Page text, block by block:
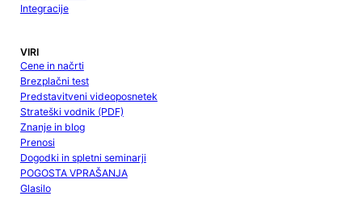
Integracije
VIRI
Cene in načrti
Brezplačni test
Predstavitveni videoposnetek
Strateški vodnik (PDF)
Znanje in blog
Prenosi
Dogodki in spletni seminarji
POGOSTA VPRAŠANJA
Glasilo